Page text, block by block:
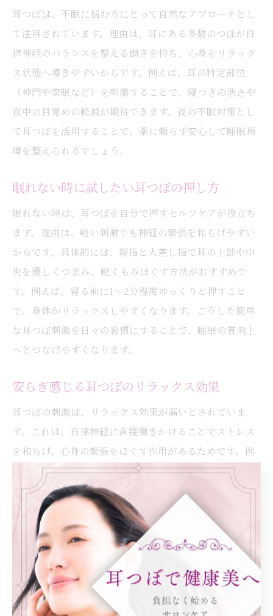
耳つぼは、不眠に悩む方にとって自然なアプローチとし
て注目されています。理由は、耳にある多数のつぼが自
律神経のバランスを整える働きを持ち、心身をリラック
ス状態へ導きやすいからです。例えば、耳の特定部位
（神門や安眠など）を刺激することで、寝つきの悪さや
夜中の目覚めの軽減が期待できます。夜の不眠対策とし
て耳つぼを活用することで、薬に頼らず安心して睡眠環
境を整えられるでしょう。
眠れない時に試したい耳つぼの押し方
眠れない時は、耳つぼを自分で押すセルフケアが役立ち
ます。理由は、軽い刺激でも神経の緊張を和らげやすい
からです。具体的には、親指と人差し指で耳の上部や中
央を優しくつまみ、軽くもみほぐす方法がおすすめで
す。例えば、寝る前に1～2分程度ゆっくりと押すこと
で、身体がリラックスしやすくなります。こうした簡単
な耳つぼ刺激を日々の習慣にすることで、睡眠の質向上
へとつなげやすくなります。
安らぎ感じる耳つぼのリラックス効果
耳つぼの刺激は、リラックス効果が高いとされていま
す。これは、自律神経に直接働きかけることでストレス
を和らげ、心身の緊張をほぐす作用があるためです。例
えば、サロン施術では専門スタッフが小さな耳のつぼを
的確に刺激し、施術中も深い安らぎを感じられる点が特
長です。結果として、日常のストレスや不安による不眠
も和らぎやすく、夜の時間をより穏やかに過ごせるよう
になります。
耳つぼがもたらす安心の夜時間
耳つぼケアを取り入れることで、夜の安心感が高まりま